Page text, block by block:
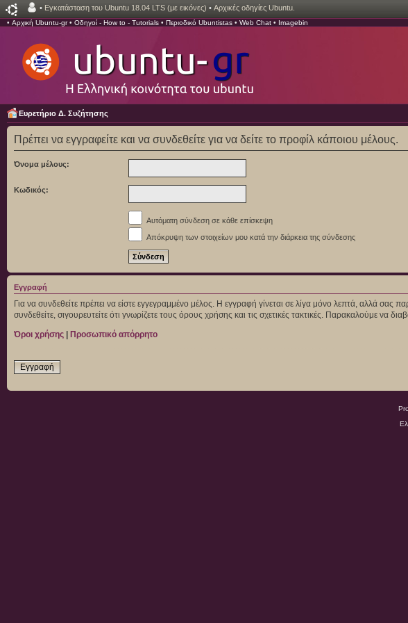
• Εγκατάσταση του Ubuntu 18.04 LTS (με εικόνες) • Αρχικές οδηγίες Ubuntu.
• Αρχική Ubuntu-gr• Οδηγοί - How to - Tutorials • Περιοδικό Ubuntistas • Web Chat • Imagebin
Ευρετήριο Δ. Συζήτησης
Πρέπει να εγγραφείτε και να συνδεθείτε για να δείτε το προφίλ κάποιου μέλους.
Όνομα μέλους:
Κωδικός:
Αυτόματη σύνδεση σε κάθε επίσκεψη
Απόκρυψη των στοιχείων μου κατά την διάρκεια της σύνδεσης
Εγγραφή
Για να συνδεθείτε πρέπει να είστε εγγεγραμμένο μέλος. Η εγγραφή γίνεται σε λίγα μόνο λεπτά, αλλά σας
συνδεθείτε, σιγουρευτείτε ότι γνωρίζετε τους όρους χρήσης και τις σχετικές τακτικές. Παρακαλούμε να
Όροι χρήσης | Προσωπικό απόρρητο
Εγγραφή